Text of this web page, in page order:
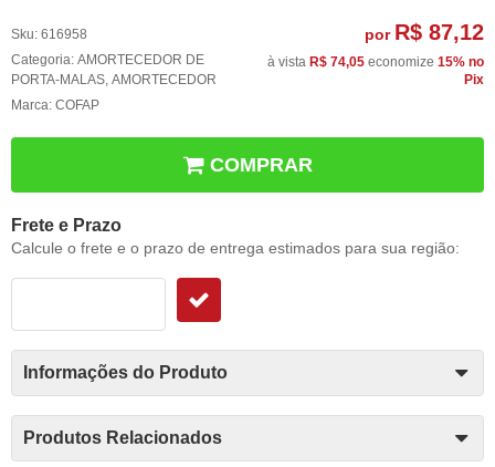
Sku: 616958
Categoria: AMORTECEDOR DE
PORTA-MALAS, AMORTECEDOR
Marca: COFAP
por R$ 87,12
à vista R$ 74,05 economize 15% no
Pix
COMPRAR
Frete e Prazo
Calcule o frete e o prazo de entrega estimados para sua região:
Informações do Produto
Produtos Relacionados